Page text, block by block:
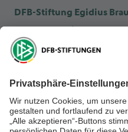
DFB-Stiftung Egidius
DFB-Stiftung Sepp
NEWSLETTER ABONNIEREN